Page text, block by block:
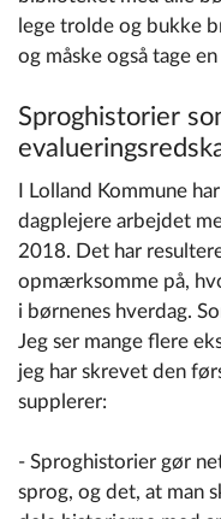
lege trolde og bukke
og måske også tage
Sproghistorier
I Lolland Kommune
dagplejere arbejdet
2018. Det har
opmærksomme på,
i børnenes hverdag.
Jeg ser mange flere
jeg har skrevet den
supplerer:
- Sproghistorier gør
sprog, og det, at man